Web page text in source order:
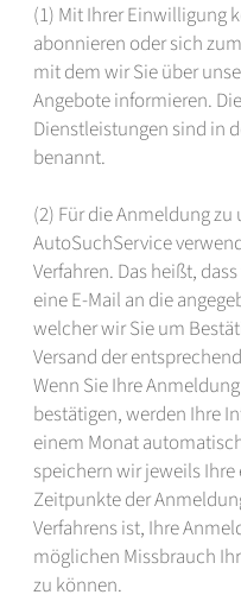
(1) Mit Ihrer Einwilligung
abonnieren oder sich
mit dem wir Sie über
Angebote informieren.
Dienstleistungen sind in
benannt.
(2) Für die Anmeldung
AutoSuchService
Verfahren. Das heißt,
eine E-Mail an die
welcher wir Sie um
Versand der
Wenn Sie Ihre
bestätigen, werden Ihre
einem Monat
speichern wir jeweils Ihre
Zeitpunkte der
Verfahrens ist, Ihre
möglichen Missbrauch
zu können.